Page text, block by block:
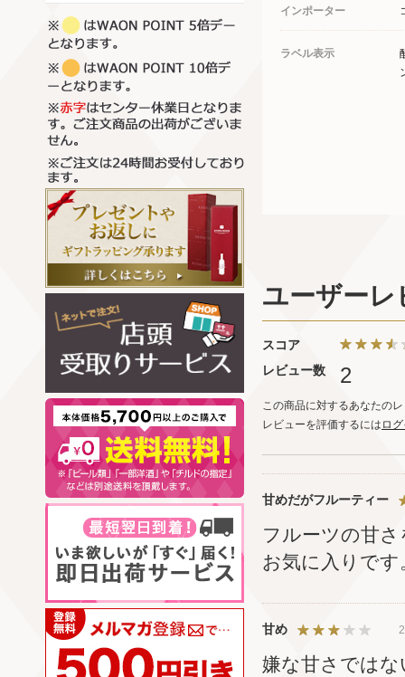
インポーター
ラベル表示
ユーザーレ
スコア
レビュー数
2
この商品に対するあなたの
レビューを評価するには ロ
甘めだがフルーティー
フルーツの甘
お気に入りで
甘め
嫌な甘さでは